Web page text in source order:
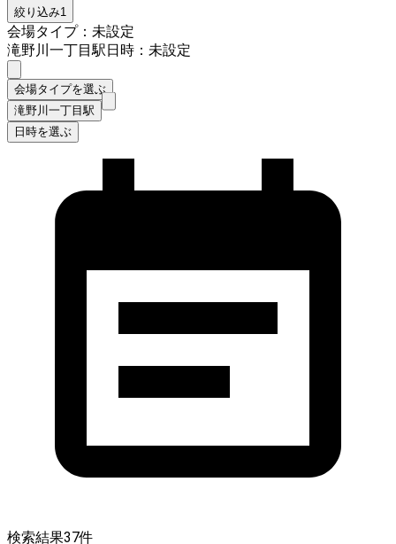
絞り込み1
会場タイプ：未設定
滝野川一丁目駅日時：未設定
会場タイプを選ぶ
滝野川一丁目駅
日時を選ぶ
検索結果37件